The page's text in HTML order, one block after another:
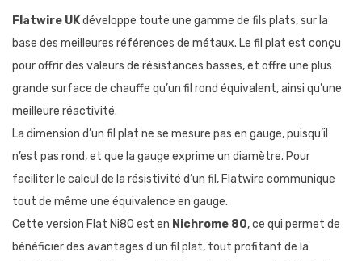
Flatwire UKdéveloppe toute une gamme de fils plats, sur la
base des meilleures références de métaux. Le fil plat est conçu
pour offrir des valeurs de résistances basses, et offre une plus
grande surface de chauffe qu’un fil rond équivalent, ainsi qu’une
meilleure réactivité.
La dimension d’un fil plat ne se mesure pas en gauge, puisqu’il
n’est pas rond, et que la gauge exprime un diamètre. Pour
faciliter le calcul de la résistivité d’un fil, Flatwire communique
tout de même une équivalence en gauge.
Cette version Flat Ni80 est en Nichrome 80, ce qui permet de
bénéficier des avantages d’un fil plat, tout profitant de la